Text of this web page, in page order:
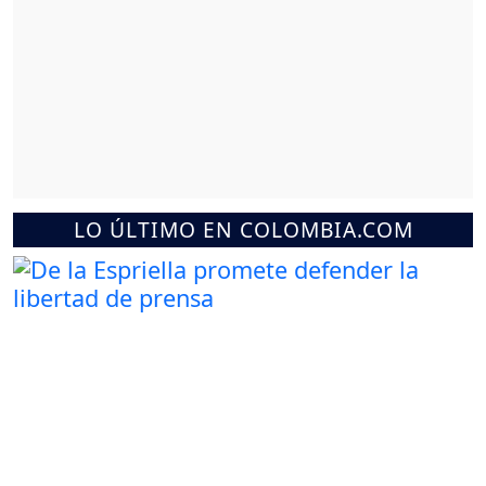
LO ÚLTIMO EN COLOMBIA.COM